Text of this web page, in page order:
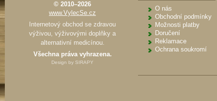
© 2010–2026
www.VylecSe.cz
Internetový obchod se zdravou
výživou, výživovými doplňky a
alternativní medicínou.
Všechna práva vyhrazena.
Design by SIRAPY
O nás
Obchodní podmínky
Možnosti platby
Doručení
Reklamace
Ochrana soukromí